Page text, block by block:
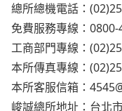
總所總機電話：
免費服務專線：
工商部門專線：
本所傳真專線：
本所客服信箱：
峻誠總所地址：台北